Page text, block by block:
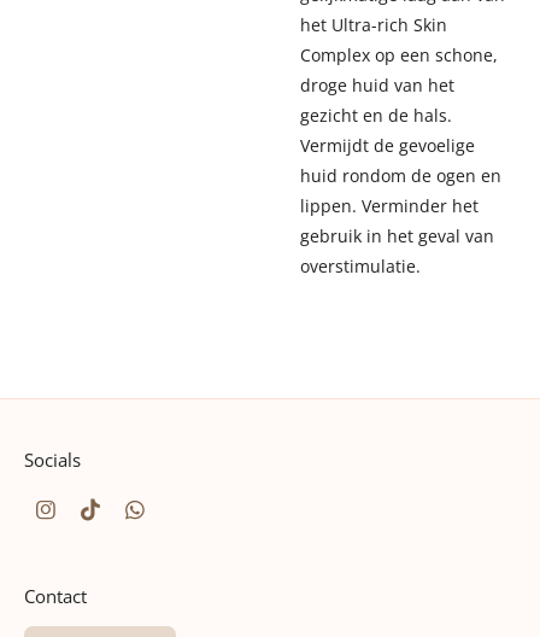
het Ultra-rich Skin
Complex op een schone,
droge huid van het
gezicht en de hals.
Vermijdt de gevoelige
huid rondom de ogen en
lippen. Verminder het
gebruik in het geval van
overstimulatie.
Socials
I
a
T
W
Contact